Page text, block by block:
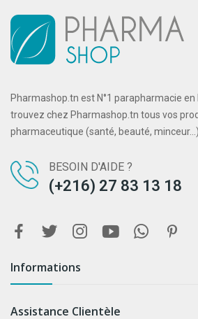
Pharmashop.tn est N°1 parapharmacie en
trouvez chez Pharmashop.tn tous vos
pharmaceutique (santé, beauté, minceur...)
BESOIN D'AIDE ?
(+216) 27 83 13 18
Informations
Assistance Clientèle